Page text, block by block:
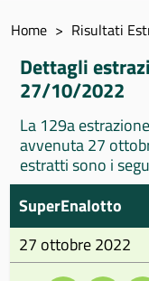
Home Risultati
Dettagli
27/10/2022
La 129a
avvenuta 27
estratti sono i
SuperEnalotto
27 ottobre 2022